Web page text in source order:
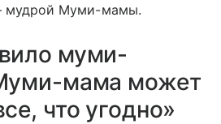
мудрой Муми-мамы.
муми-
мама может
что угодно»